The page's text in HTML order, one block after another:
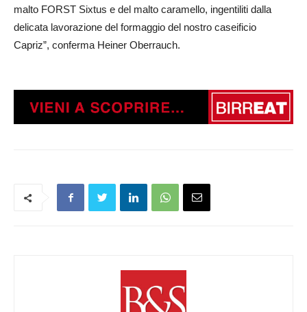
malto FORST Sixtus e del malto caramello, ingentiliti dalla
delicata lavorazione del formaggio del nostro caseificio
Capriz”, conferma Heiner Oberrauch.